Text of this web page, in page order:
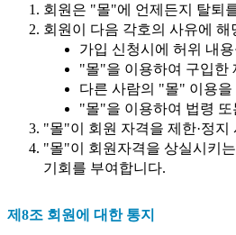
회원은 "몰"에 언제든지 탈퇴
회원이 다음 각호의 사유에
가입 신청시에 허위 내
"몰"을 이용하여 구입한
다른 사람의 "몰" 이용
"몰"을 이용하여 법령
"몰"이 회원 자격을 제한·정
"몰"이 회원자격을 상실시키
기회를 부여합니다.
제8조 회원에 대한 통지